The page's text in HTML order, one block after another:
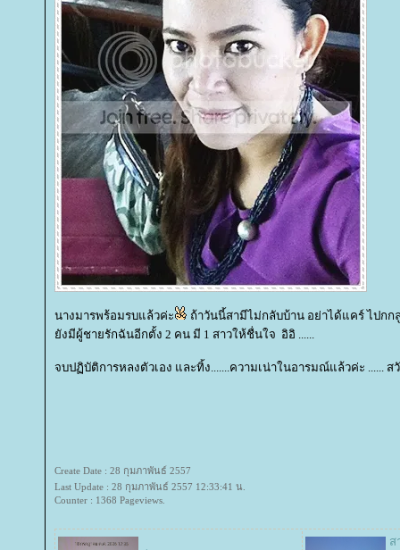
นางมารพร้อมรบแล้วค่ะ
ถ้าวันนี้สามีไม่กลับบ้าน อย่าได้แคร์ ไปก
ังมีผู้ชายรักฉันอีกตั้ง 2 คน มี 1 สาวให้ชื่นใจ อิอิ ......
จบปฏิบัติการหลงตัวเอง และทิ้ง.......ความเน่าในอารมณ์แล้วค่ะ ...... ส
Create Date : 28 กุมภาพันธ์ 2557
Last Update : 28 กุมภาพันธ์ 2557 12:33:41 น.
Counter : 1368 Pageviews.
ส